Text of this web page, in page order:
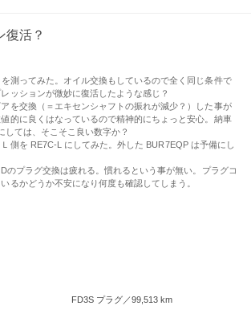
復活？
を測ってみた。オイル交換もしているので全く同じ条件で
ッションが微妙に復活したような感じ？
を交換（＝エキセンシャフトの振れが減少？）した事が
的に良くはなっているので精神的にちょっと安心。納車
しては、そこそこ良い数字か？
側を RE7C-L にしてみた。外した BUR7EQP は予備にし
のプラグ交換は疲れる。慣れるという事が無い。プラグコ
るかどうか不安になり何度も確認してしまう。
FD3S プラグ／99,513 km